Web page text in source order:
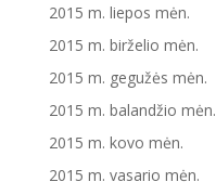
2015 m. liepos mėn.
2015 m. birželio mėn.
2015 m. gegužės mėn.
2015 m. balandžio mėn.
2015 m. kovo mėn.
2015 m. vasario mėn.